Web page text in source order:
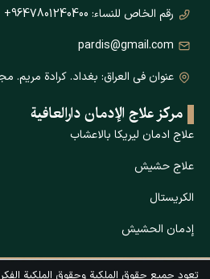
رقم الخاص للنساء: 9647801240400+
pardis@gmail.com
عنوان في العراق: بغداد. كرادة مريم.
مركز علاج الإدمان دارالعافیة
علاج ادمان ليريكا بالاعشاب
علاج حشیش
الكريستال
إدمان الحشيش